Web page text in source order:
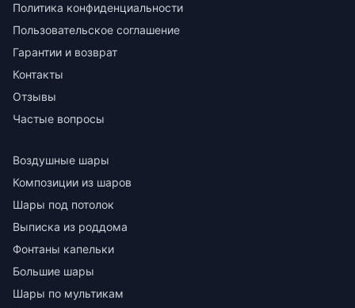
Политика конфиденциальности
Пользовательское соглашение
Гарантии и возврат
Контакты
Отзывы
Частые вопросы
Воздушные шары
Композиции из шаров
Шары под потолок
Выписка из роддома
Фонтаны капельки
Большие шары
Шары по мультикам